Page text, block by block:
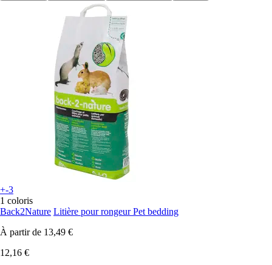
+-3
1 coloris
Back2Nature Litière pour rongeur Pet bedding
À partir de 13,49 €
12,16 €